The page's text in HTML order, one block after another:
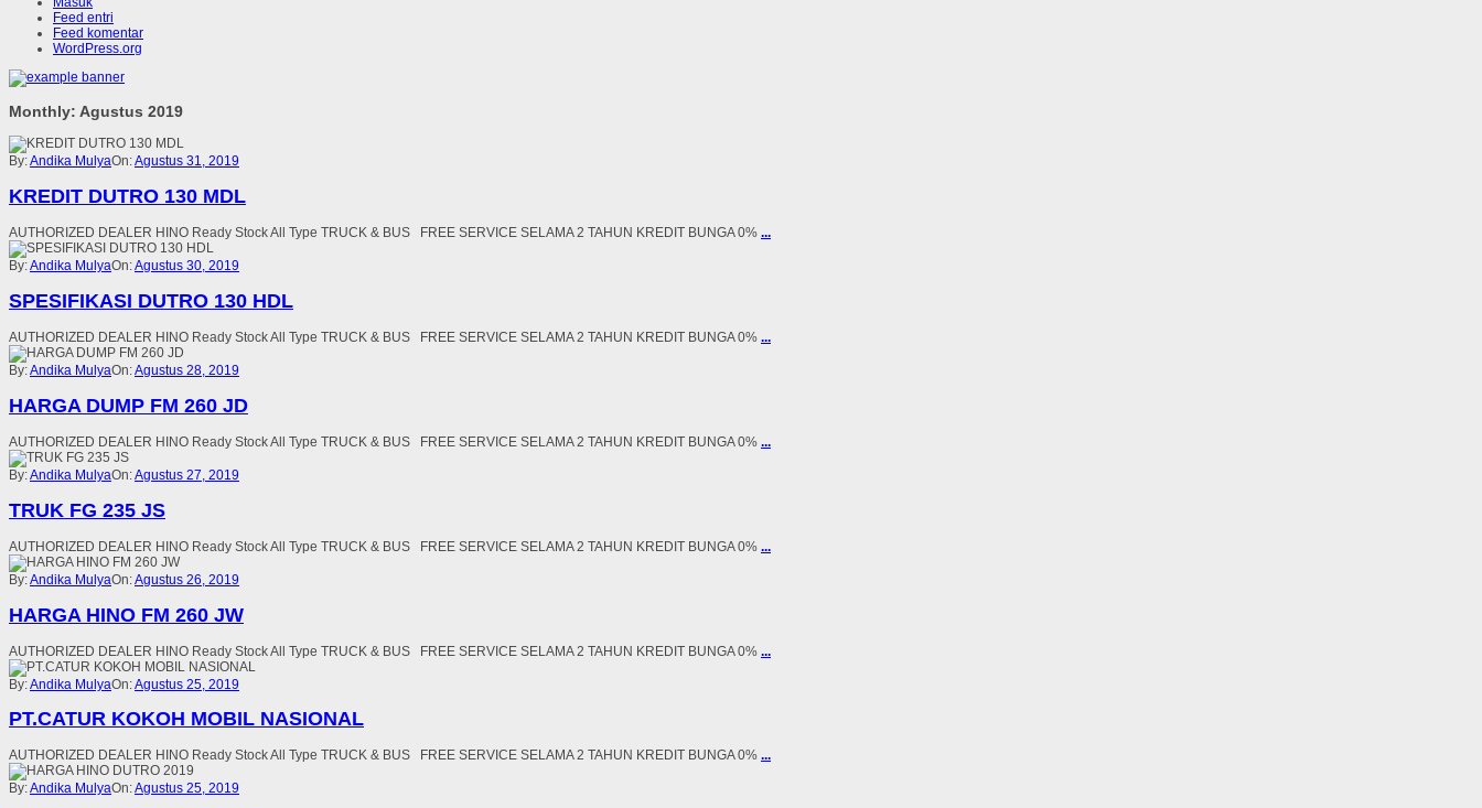
Feed entri
Feed komentar
WordPress.org
Monthly: Agustus 2019
By:Andika MulyaOn:Agustus 31, 2019
KREDIT DUTRO 130 MDL
AUTHORIZED DEALER HINO Ready Stock All Type TRUCK & BUS FREE SERVICE SELAMA 2 TAHUN KREDIT BUNGA 0% ...
By:Andika MulyaOn:Agustus 30, 2019
SPESIFIKASI DUTRO 130 HDL
AUTHORIZED DEALER HINO Ready Stock All Type TRUCK & BUS FREE SERVICE SELAMA 2 TAHUN KREDIT BUNGA 0% ...
By:Andika MulyaOn:Agustus 28, 2019
HARGA DUMP FM 260 JD
AUTHORIZED DEALER HINO Ready Stock All Type TRUCK & BUS FREE SERVICE SELAMA 2 TAHUN KREDIT BUNGA 0% ...
By:Andika MulyaOn:Agustus 27, 2019
TRUK FG 235 JS
AUTHORIZED DEALER HINO Ready Stock All Type TRUCK & BUS FREE SERVICE SELAMA 2 TAHUN KREDIT BUNGA 0% ...
By:Andika MulyaOn:Agustus 26, 2019
HARGA HINO FM 260 JW
AUTHORIZED DEALER HINO Ready Stock All Type TRUCK & BUS FREE SERVICE SELAMA 2 TAHUN KREDIT BUNGA 0% ...
By:Andika MulyaOn:Agustus 25, 2019
PT.CATUR KOKOH MOBIL NASIONAL
AUTHORIZED DEALER HINO Ready Stock All Type TRUCK & BUS FREE SERVICE SELAMA 2 TAHUN KREDIT BUNGA 0% ...
By:Andika MulyaOn:Agustus 25, 2019